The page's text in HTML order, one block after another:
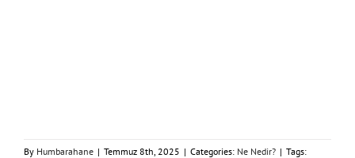
By Humbarahane | Temmuz 8th, 2025 | Categories: Ne Nedir? | Tags: